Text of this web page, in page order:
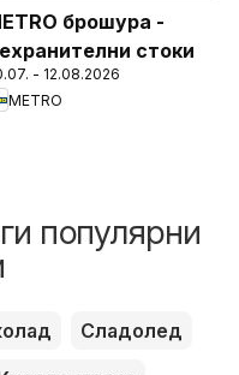
брошура -
стоки
- 12.08.2026
METRO
популярни
Сладолед